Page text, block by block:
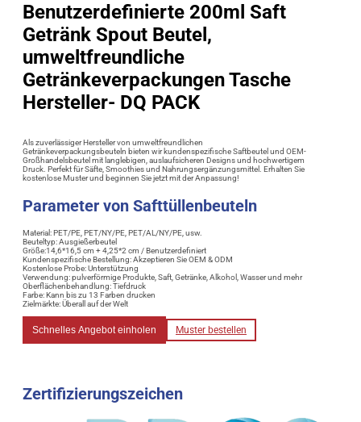
Benutzerdefinierte 200ml Saft
Getränk Spout Beutel,
umweltfreundliche
Getränkeverpackungen Tasche
Hersteller- DQ PACK
Als zuverlässiger Hersteller von umweltfreundlichen
Getränkeverpackungsbeuteln bieten wir kundenspezifische Saftbeutel und OEM-
Großhandelsbeutel mit langlebigen, auslaufsicheren Designs und hochwertigem
Druck. Perfekt für Säfte, Smoothies und Nahrungsergänzungsmittel. Erhalten Sie
kostenlose Muster und beginnen Sie jetzt mit der Anpassung!
Parameter von Safttüllenbeuteln
Material: PET/PE, PET/NY/PE, PET/AL/NY/PE, usw.
Beuteltyp: Ausgießerbeutel
Größe:14,6*16,5 cm + 4,25*2 cm / Benutzerdefiniert
Kundenspezifische Bestellung: Akzeptieren Sie OEM & ODM
Kostenlose Probe: Unterstützung
Verwendung: pulverförmige Produkte, Saft, Getränke, Alkohol, Wasser und mehr
Oberflächenbehandlung: Tiefdruck
Farbe: Kann bis zu 13 Farben drucken
Zielmärkte: Überall auf der Welt
Schnelles Angebot einholen Muster bestellen
Zertifizierungszeichen